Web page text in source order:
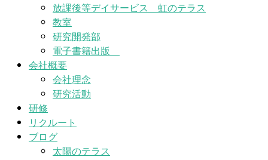
放課後等デイサービス 虹のテラス
教室
研究開発部
電子書籍出版
会社概要
会社理念
研究活動
研修
リクルート
ブログ
太陽のテラス